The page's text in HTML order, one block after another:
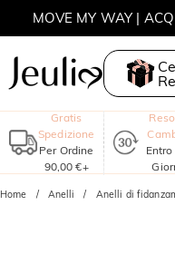
MOVE MY WAY |
Gratis
Spedizione
Per Ordine
90,00 €+
Home Anelli Anelli di